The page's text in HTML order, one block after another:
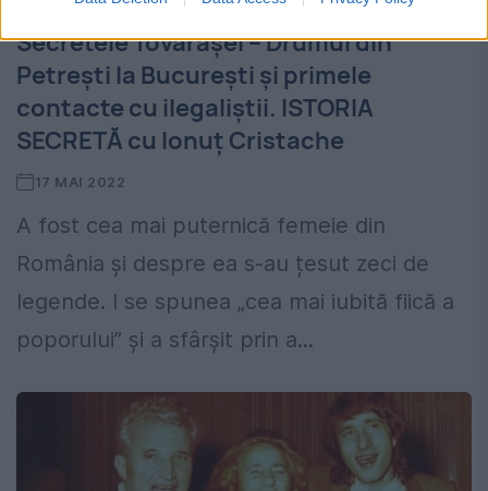
Secretele Tovarășei – Drumul din
Petrești la București și primele
contacte cu ilegaliștii. ISTORIA
SECRETĂ cu Ionuț Cristache
17 MAI 2022
A fost cea mai puternică femeie din
România și despre ea s-au țesut zeci de
legende. I se spunea „cea mai iubită fiică a
poporului” și a sfârșit prin a...